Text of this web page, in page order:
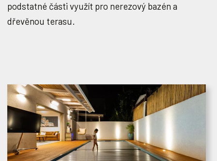
podstatné části využít pro nerezový bazén a
dřevěnou terasu.